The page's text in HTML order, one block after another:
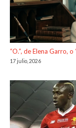
“O.”, de Elena Garro,
17 julio, 2026